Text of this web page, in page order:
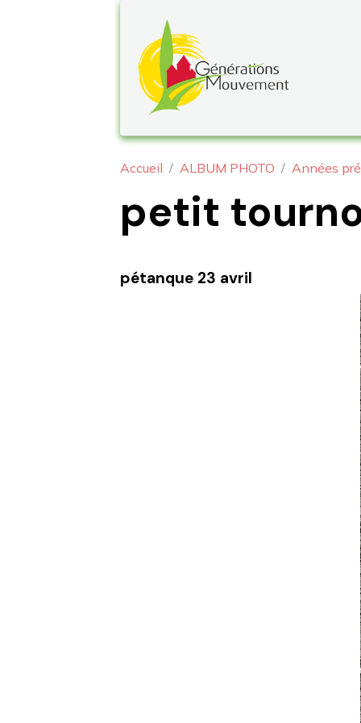
Accueil ALBUM PHOTO Années
petit
pétanque 23 avril